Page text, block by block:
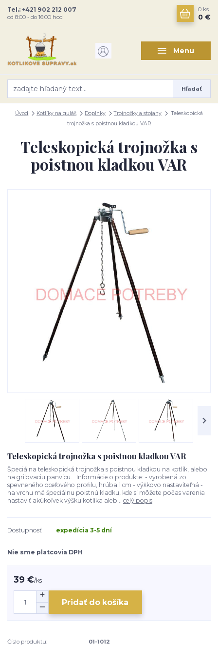
Menu
Hľadať
Tel.: +421 902 212 007
od 8:00 - do 16:00 hod
0 ks
0 €
Úvod Kotlíky na guláš Doplnky Trojnožky a stojany
Teleskopická
trojnožka s poistnou kladkou VAR
Teleskopická trojnožka s
poistnou kladkou VAR
Teleskopická trojnožka s poistnou kladkou VAR
Špeciálna teleskopická trojnožka s poistnou kladkou na kotlík, alebo
na grilovaciu panvicu. Informácie o produkte: - vyrobená zo
spevneného oceľového profilu, hrúba 1 cm - výškovo nastaviteľná -
na vrchu má špeciálnu poistnú kladku, kde si môžete počas varenia
nastaviť akúkoľvek výšku kotlíka aleb... celý popis
Dostupnosť expedícia 3-5 dní
Nie sme platcovia DPH
39 €/ks
Pridať do košíka
Číslo produktu:
01-1012